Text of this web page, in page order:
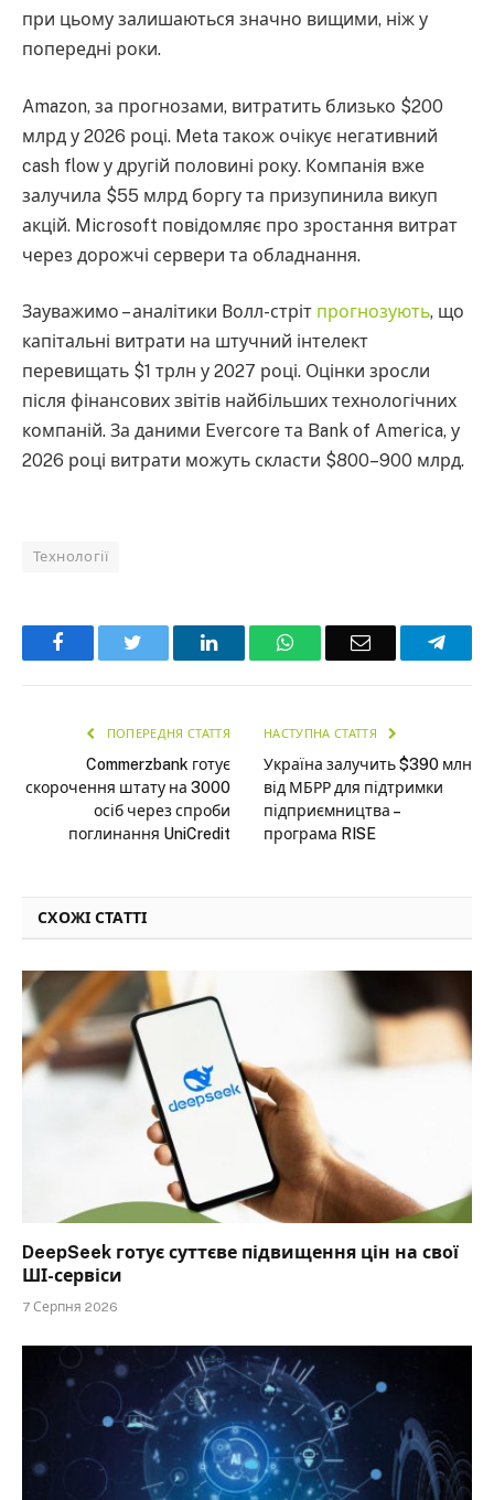
при цьому залишаються значно вищими, ніж у
попередні роки.
Amazon, за прогнозами, витратить близько $200
млрд у 2026 році. Meta також очікує негативний
cash flow у другій половині року. Компанія вже
залучила $55 млрд боргу та призупинила викуп
акцій. Microsoft повідомляє про зростання витрат
через дорожчі сервери та обладнання.
Зауважимо – аналітики Волл-стріт прогнозують, що
капітальні витрати на штучний інтелект
перевищать $1 трлн у 2027 році. Оцінки зросли
після фінансових звітів найбільших технологічних
компаній. За даними Evercore та Bank of America, у
2026 році витрати можуть скласти $800–900 млрд.
Технології
Facebook LinkedInWhatsAppEmail
ПОПЕРЕДНЯ СТАТТЯ
Commerzbank готує
скорочення штату на 3000
осіб через спроби
поглинання UniCredit
НАСТУПНА СТАТТЯ
Україна залучить $390 млн
від МБРР для підтримки
підприємництва –
програма RISE
СХОЖІ СТАТТІ
DeepSeek готує суттєве підвищення цін на свої
ШІ-сервіси
7 Серпня 2026